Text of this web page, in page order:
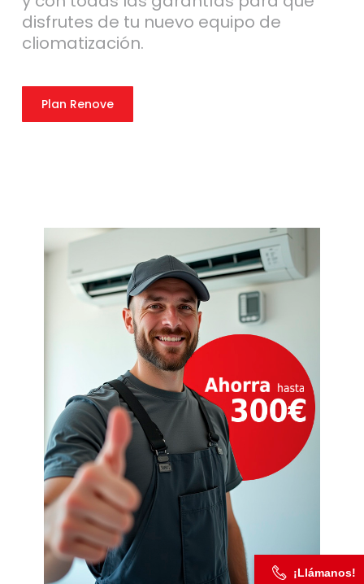
disfrutes de tu nuevo equipo de
cliomatización.
Plan Renove
¡Llámanos!